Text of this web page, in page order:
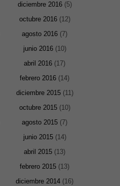
diciembre 2016(5)
octubre 2016(12)
agosto 2016 (7)
junio 2016(10)
abril 2016 (17)
febrero 2016 (14)
diciembre 2015(11)
octubre 2015(10)
agosto 2015 (7)
junio 2015(14)
abril 2015 (13)
febrero 2015 (13)
diciembre 2014 (16)
y estructura
base a cómo
web.
Experiencia
Para que
funcione lo
durante tu
rechaza estas
algunas
desaparecerán